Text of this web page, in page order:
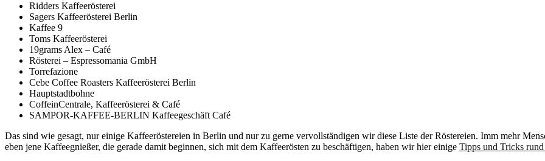
Ridders Kaffeerösterei
Sagers Kaffeerösterei Berlin
Kaffee 9
Toms Kaffeerösterei
19grams Alex – Café
Rösterei – Espressomania GmbH
Torrefazione
Cebe Coffee Roasters Kaffeerösterei Berlin
Hauptstadtbohne
CoffeinCentrale, Kaffeerösterei & Café
SAMPOR-KAFFEE-BERLIN Kaffeegeschäft Café
Das sind wie gesagt, nur einige Kaffeeröstereien in Berlin und nur zu gerne vervollständigen wir diese Liste der Röstereien. Imm mehr
eben jene Kaffeegnießer, die gerade damit beginnen, sich mit dem Kaffeerösten zu beschäftigen, haben wir hier einige Tipps und Tricks